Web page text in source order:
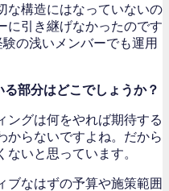
な構造にはなっていないの
に引き継げなかったのです
の浅いメンバーでも運用
部分はどこでしょうか？
ングは何をやれば期待する
からないですよね。だから
いと思っています。
ブなはずの予算や施策範囲